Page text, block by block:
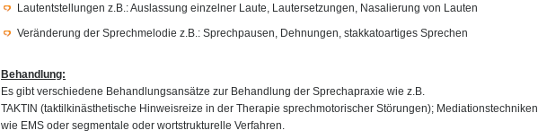
Lautentstellungen z.B.: Auslassung einzelner Laute, Lautersetzungen, Nasalierung von Lauten
Veränderung der Sprechmelodie z.B.: Sprechpausen, Dehnungen, stakkatoartiges Sprechen
Behandlung:
Es gibt verschiedene Behandlungsansätze zur Behandlung der Sprechapraxie wie z.B.
TAKTIN (taktilkinästhetische Hinweisreize in der Therapie sprechmotorischer Störungen); Mediationstechniken
wie EMS oder segmentale oder wortstrukturelle Verfahren.